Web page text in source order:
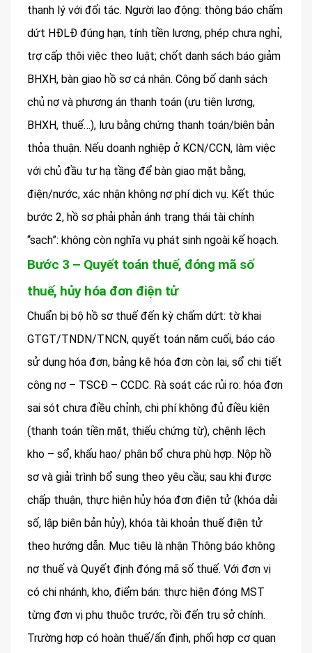
thanh lý với đối tác. Người lao động: thông báo chấm
dứt HĐLĐ đúng hạn, tính tiền lương, phép chưa nghỉ,
trợ cấp thôi việc theo luật; chốt danh sách báo giảm
BHXH, bàn giao hồ sơ cá nhân. Công bố danh sách
chủ nợ và phương án thanh toán (ưu tiên lương,
BHXH, thuế…), lưu bằng chứng thanh toán/biên bản
thỏa thuận. Nếu doanh nghiệp ở KCN/CCN, làm việc
với chủ đầu tư hạ tầng để bàn giao mặt bằng,
điện/nước, xác nhận không nợ phí dịch vụ. Kết thúc
bước 2, hồ sơ phải phản ánh trạng thái tài chính
“sạch”: không còn nghĩa vụ phát sinh ngoài kế hoạch.
Bước 3 – Quyết toán thuế, đóng mã số
thuế, hủy hóa đơn điện tử
Chuẩn bị bộ hồ sơ thuế đến kỳ chấm dứt: tờ khai
GTGT/TNDN/TNCN, quyết toán năm cuối, báo cáo
sử dụng hóa đơn, bảng kê hóa đơn còn lại, sổ chi tiết
công nợ – TSCĐ – CCDC. Rà soát các rủi ro: hóa đơn
sai sót chưa điều chỉnh, chi phí không đủ điều kiện
(thanh toán tiền mặt, thiếu chứng từ), chênh lệch
kho – sổ, khấu hao/ phân bổ chưa phù hợp. Nộp hồ
sơ và giải trình bổ sung theo yêu cầu; sau khi được
chấp thuận, thực hiện hủy hóa đơn điện tử (khóa dải
số, lập biên bản hủy), khóa tài khoản thuế điện tử
theo hướng dẫn. Mục tiêu là nhận Thông báo không
nợ thuế và Quyết định đóng mã số thuế. Với đơn vị
có chi nhánh, kho, điểm bán: thực hiện đóng MST
từng đơn vị phụ thuộc trước, rồi đến trụ sở chính.
Trường hợp có hoàn thuế/ấn định, phối hợp cơ quan